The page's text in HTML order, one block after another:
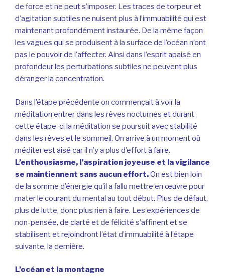
de force et ne peut s’imposer. Les traces de torpeur et
d’agitation subtiles ne nuisent plus à l’immuabilité qui est
maintenant profondément instaurée. De la même façon
les vagues qui se produisent à la surface de l’océan n’ont
pas le pouvoir de l’affecter. Ainsi dans l’esprit apaisé en
profondeur les perturbations subtiles ne peuvent plus
déranger la concentration.
Dans l’étape précédente on commençait à voir la
méditation entrer dans les rêves nocturnes et durant
cette étape-ci la méditation se poursuit avec stabilité
dans les rêves et le sommeil. On arrive à un moment où
méditer est aisé car il n’y a plus d’effort à faire.
L’enthousiasme, l’aspiration joyeuse et la vigilance
se maintiennent sans aucun effort.On est bien loin
de la somme d’énergie qu’il a fallu mettre en œuvre pour
mater le courant du mental au tout début. Plus de défaut,
plus de lutte, donc plus rien à faire. Les expériences de
non-pensée, de clarté et de félicité s’affinent et se
stabilisent et rejoindront l’état d’immuabilité à l’étape
suivante, la dernière.
L’océan et la montagne